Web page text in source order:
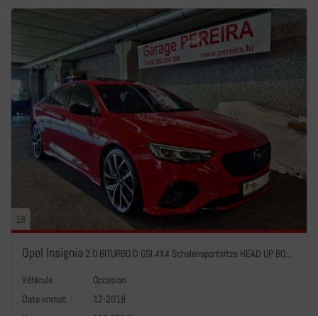
18
Opel Insignia 2.0 BITURBO D GSI 4X4 Schalensportsitze HEAD UP BOSE PANO CUIR NAVI
Véhicule :
Occasion
Date immat. :
12-2018